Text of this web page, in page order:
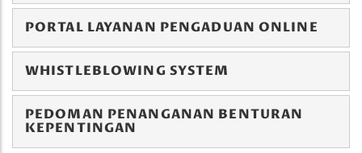
PORTAL LAYANAN PENGADUAN ONLINE
WHISTLEBLOWING SYSTEM
PEDOMAN PENANGANAN BENTURAN
KEPENTINGAN